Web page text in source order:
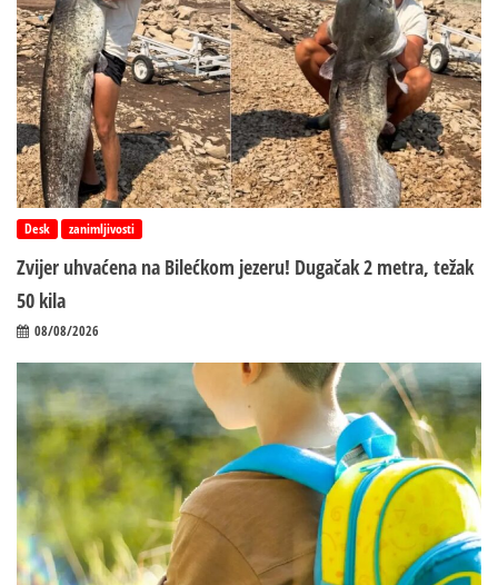
Desk zanimljivosti
Zvijer uhvaćena na Bilećkom jezeru! Dugačak 2 metra, težak
50 kila
08/08/2026